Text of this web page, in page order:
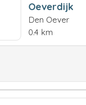
Oeverdijk
Den Oever
0.4 km